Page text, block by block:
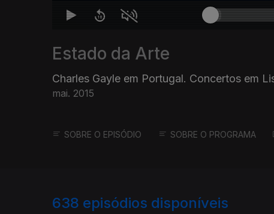
Estado da Arte
Charles Gayle em Portugal. Concertos em
mai. 2015
SOBRE O EPISÓDIO SOBRE O PROGRAMA
638 episódios disponíveis